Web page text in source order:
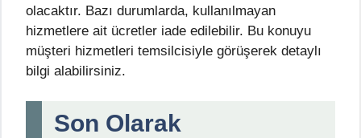
olacaktır. Bazı durumlarda, kullanılmayan
hizmetlere ait ücretler iade edilebilir. Bu konuyu
müşteri hizmetleri temsilcisiyle görüşerek detaylı
bilgi alabilirsiniz.
Son Olarak